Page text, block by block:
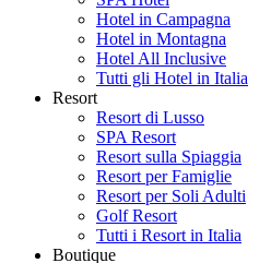
Hotel in Campagna
Hotel in Montagna
Hotel All Inclusive
Tutti gli Hotel in Italia
Resort
Resort di Lusso
SPA Resort
Resort sulla Spiaggia
Resort per Famiglie
Resort per Soli Adulti
Golf Resort
Tutti i Resort in Italia
Boutique